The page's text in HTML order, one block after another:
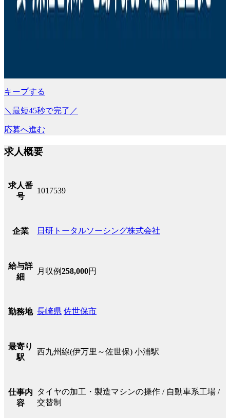
キープする
＼最短45秒で完了／
応募へ進む
求人概要
求人番
号
1017539
企業 日研トータルソーシング株式会社
給与詳
細
月収例258,000円
勤務地 長崎県 佐世保市
最寄り
駅
西九州線(伊万里～佐世保) 小浦駅
仕事内
容
タイヤの加工・製造マシンの操作 / 自動車系工場 /
交替制